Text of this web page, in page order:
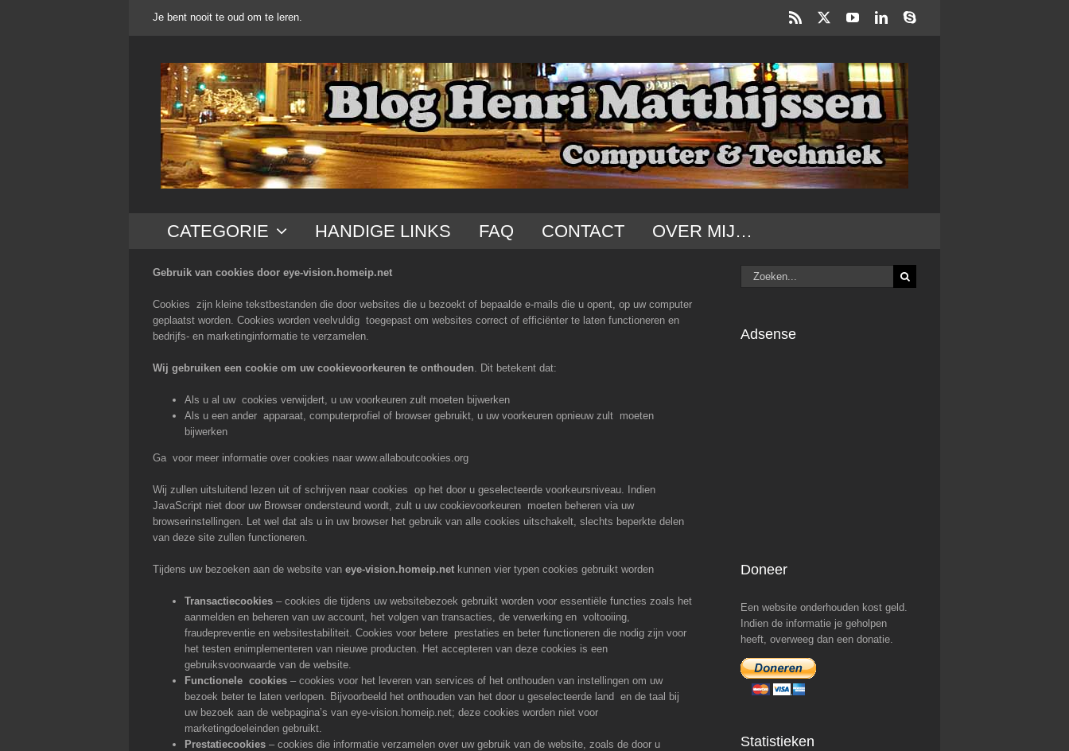
Je bent nooit te oud om te leren. Rss YouTubeLinkedInSkype
CATEGORIE HANDIGE LINKS FAQ CONTACT OVER MIJ…
Gebruik van cookies door eye-vision.homeip.net
Cookies zijn kleine tekstbestanden die door websites die u bezoekt of bepaalde e-mails die u opent, op uw computer
geplaatst worden. Cookies worden veelvuldig toegepast om websites correct of efficiënter te laten functioneren en
bedrijfs- en marketinginformatie te verzamelen.
Wij gebruiken een cookie om uw cookievoorkeuren te onthouden. Dit betekent dat:
Als u al uw cookies verwijdert, u uw voorkeuren zult moeten bijwerken
Als u een ander apparaat, computerprofiel of browser gebruikt, u uw voorkeuren opnieuw zult moeten
bijwerken
Ga voor meer informatie over cookies naar www.allaboutcookies.org
Wij zullen uitsluitend lezen uit of schrijven naar cookies op het door u geselecteerde voorkeursniveau. Indien
JavaScript niet door uw Browser ondersteund wordt, zult u uw cookievoorkeuren moeten beheren via uw
browserinstellingen. Let wel dat als u in uw browser het gebruik van alle cookies uitschakelt, slechts beperkte delen
van deze site zullen functioneren.
Tijdens uw bezoeken aan de website van eye-vision.homeip.net kunnen vier typen cookies gebruikt worden
Transactiecookies – cookies die tijdens uw websitebezoek gebruikt worden voor essentiële functies zoals het
aanmelden en beheren van uw account, het volgen van transacties, de verwerking en voltooiing,
fraudepreventie en websitestabiliteit. Cookies voor betere prestaties en beter functioneren die nodig zijn voor
het testen enimplementeren van nieuwe producten. Het accepteren van deze cookies is een
gebruiksvoorwaarde van de website.
Functionele cookies – cookies voor het leveren van services of het onthouden van instellingen om uw
bezoek beter te laten verlopen. Bijvoorbeeld het onthouden van het door u geselecteerde land en de taal bij
uw bezoek aan de webpagina’s van eye-vision.homeip.net; deze cookies worden niet voor
marketingdoeleinden gebruikt.
Prestatiecookies – cookies die informatie verzamelen over uw gebruik van de website, zoals de door u
Zoeken
naar:
Adsense
Doneer
Een website onderhouden kost geld.
Indien de informatie je geholpen
heeft, overweeg dan een donatie.
Statistieken